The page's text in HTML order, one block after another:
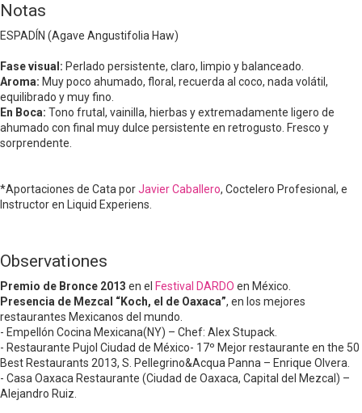
Notas
ESPADÍN (Agave Angustifolia Haw)
Fase visual: Perlado persistente, claro, limpio y balanceado.
Aroma: Muy poco ahumado, floral, recuerda al coco, nada volátil,
equilibrado y muy fino.
En Boca: Tono frutal, vainilla, hierbas y extremadamente ligero de
ahumado con final muy dulce persistente en retrogusto. Fresco y
sorprendente.
*Aportaciones de Cata porJavier Caballero, Coctelero Profesional, e
Instructor en Liquid Experiens.
Observationes
Premio de Bronce 2013 en el Festival DARDO en México.
Presencia de Mezcal “Koch, el de Oaxaca”, en los mejores
restaurantes Mexicanos del mundo.
- Empellón Cocina Mexicana(NY) – Chef: Alex Stupack.
- Restaurante Pujol Ciudad de México- 17º Mejor restaurante en the 50
Best Restaurants 2013, S. Pellegrino&Acqua Panna – Enrique Olvera.
- Casa Oaxaca Restaurante (Ciudad de Oaxaca, Capital del Mezcal) –
Alejandro Ruiz.